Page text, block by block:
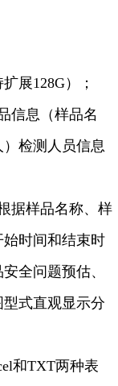
展128G）；
信息（样品名
检测人员信息
据样品名称、样
时间和结束时
全问题预估、
式直观显示分
和TXT两种表